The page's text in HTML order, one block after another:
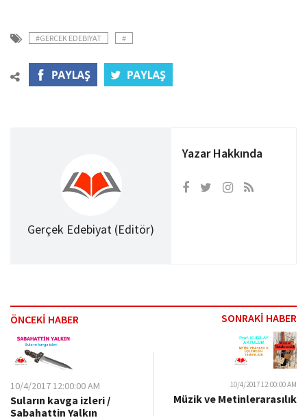
#GERCEK EDEBIYAT #
Gerçek Edebiyat (Editör)
Yazar Hakkında
ÖNCEKİ HABER SONRAKİ HABER
10/4/2017 12:00:00 AM
Suların kavga izleri /
Sabahattin Yalkın
10/4/2017 12:00:00 AM
Müzik ve Metinlerarasılık